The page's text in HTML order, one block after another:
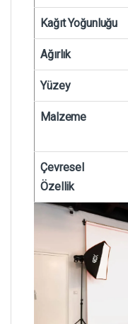
Kağıt Yoğunluğu
Ağırlık
Yüzey
Malzeme
Çevresel
Özellik